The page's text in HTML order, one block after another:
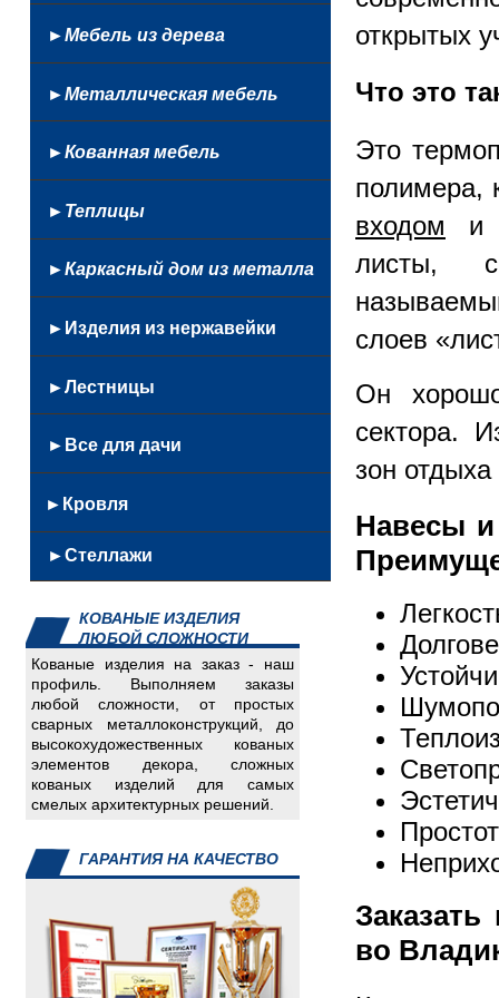
открытых
Что это
Это
полимера,
входом и
листы,
слоев
Он
сектора.
зон
Навесы и
во
стеклом
С
автоматикой
Маршевые
Кованые
Профнастил
бассейн
Из
лексана
Из
профнастила
поликарбоната
►Мебель из дерева
►Металлическая мебель
Столы
и
стулья
Сушилки
для
►Кованная мебель
люстры
и
фонари
Беседки
Качели
Качели
Кованная
кровать
Кованные
Скамейки
из
стали
Кованные
скамейки
Урны
из
нержавейки
►Теплицы
►Каркасный дом из металла
►Изделия из нержавейки
Каркасы
лестниц
Перила
Ворота,
Детали
для
авто
Инвалидный
инвентарь
Изделия
для
пищеблока
для
систем
Скамейки,
урны
Спорт
►Лестницы
Простые
Лестницы
нержавейки
Железобетонные
►Все для дачи
Скамейки
Качели
Мангалы
инвентарь
►Кровля
Кровельные
панели
Мягкая
кровля
►Стеллажи
КОВАНЫЕ ИЗДЕЛИЯ
ЛЮБОЙ СЛОЖНОСТИ
Кованые изделия на заказ - наш
профиль. Выполняем заказы
любой сложности, от простых
сварных металлоконструкций, до
высокохудожественных кованых
элементов декора, сложных
кованых изделий для самых
смелых архитектурных решений.
ГАРАНТИЯ НА КАЧЕСТВО